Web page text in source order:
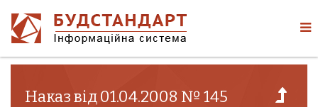
Наказ від 01.04.2008 № 145